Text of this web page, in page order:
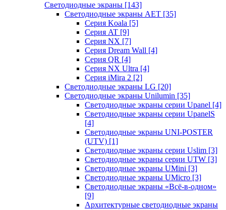
Светодиодные экраны [143]
Светодиодные экраны AET [35]
Cерия Koala [5]
Серия AT [9]
Серия NX [7]
Серия Dream Wall [4]
Серия QR [4]
Серия NX Ultra [4]
Серия iMira 2 [2]
Светодиодные экраны LG [20]
Светодиодные экраны Unilumin [35]
Светодиодные экраны серии Upanel [4]
Светодиодные экраны серии UpanelS
[4]
Светодиодные экраны UNI-POSTER
(UTV) [1]
Светодиодные экраны серии Uslim [3]
Светодиодные экраны серии UTW [3]
Светодиодные экраны UMini [3]
Светодиодные экраны UMicro [3]
Светодиодные экраны «Всё-в-одном»
[9]
Архитектурные светодиодные экраны